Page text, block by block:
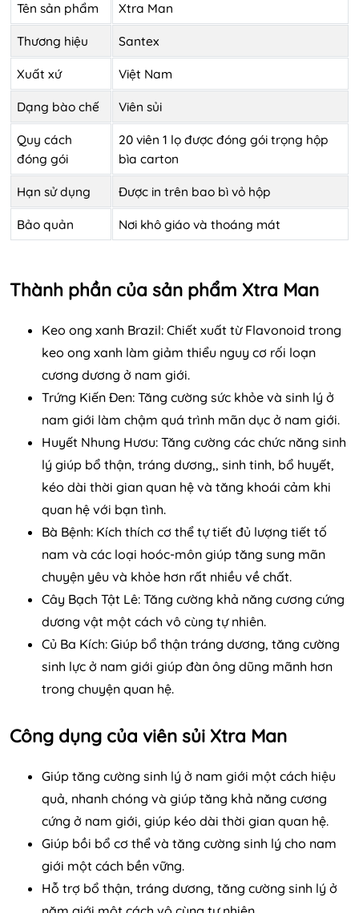
Tên sản phẩm Xtra Man
Thương hiệu Santex
Xuất xứ Việt Nam
Dạng bào chế Viên sủi
Quy cách
đóng gói
20 viên 1 lọ được đóng gói trọng hộp
bìa carton
Hạn sử dụng Được in trên bao bì vỏ hộp
Bảo quản Nơi khô giáo và thoáng mát
Thành phần của sản phẩm Xtra Man
Keo ong xanh Brazil: Chiết xuất từ Flavonoid trong
keo ong xanh làm giảm thiểu nguy cơ rối loạn
cương dương ở nam giới.
Trứng Kiến Đen: Tăng cường sức khỏe và sinh lý ở
nam giới làm chậm quá trình mãn dục ở nam giới.
Huyết Nhung Hươu: Tăng cường các chức năng sinh
lý giúp bổ thận, tráng dương,, sinh tinh, bổ huyết,
kéo dài thời gian quan hệ và tăng khoái cảm khi
quan hệ với bạn tình.
Bà Bệnh: Kích thích cơ thể tự tiết đủ lượng tiết tố
nam và các loại hoóc-môn giúp tăng sung mãn
chuyện yêu và khỏe hơn rất nhiều về chất.
Cây Bạch Tật Lê: Tăng cường khả năng cương cứng
dương vật một cách vô cùng tự nhiên.
Củ Ba Kích: Giúp bổ thận tráng dương, tăng cường
sinh lực ở nam giới giúp đàn ông dũng mãnh hơn
trong chuyện quan hệ.
Công dụng của viên sủi Xtra Man
Giúp tăng cường sinh lý ở nam giới một cách hiệu
quả, nhanh chóng và giúp tăng khả năng cương
cứng ở nam giới, giúp kéo dài thời gian quan hệ.
Giúp bồi bổ cơ thể và tăng cường sinh lý cho nam
giới một cách bền vững.
Hỗ trợ bổ thận, tráng dương, tăng cường sinh lý ở